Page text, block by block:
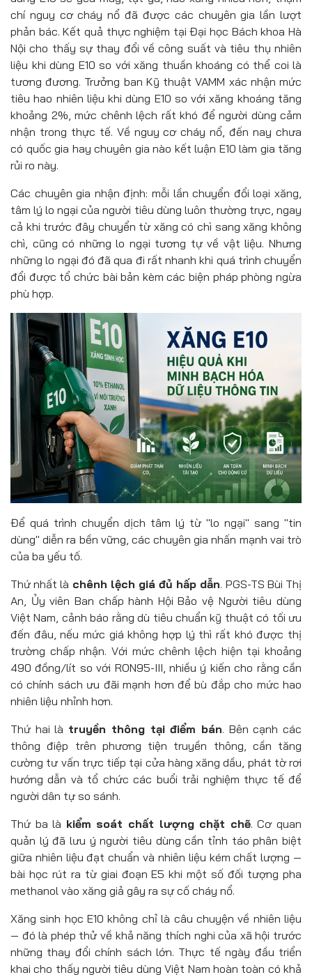
chí nguy cơ cháy nổ đã được các chuyên gia lần lượt
phản bác. Kết quả thực nghiệm tại Đại học Bách khoa Hà
Nội cho thấy sự thay đổi về công suất và tiêu thụ nhiên
liệu khi dùng E10 so với xăng thuần khoáng có thể coi là
tương đương. Trưởng ban Kỹ thuật VAMM xác nhận mức
tiêu hao nhiên liệu khi dùng E10 so với xăng khoáng tăng
khoảng 2%, mức chênh lệch rất khó để người dùng cảm
nhận trong thực tế. Về nguy cơ cháy nổ, đến nay chưa
có quốc gia hay chuyên gia nào kết luận E10 làm gia tăng
rủi ro này.
Các chuyên gia nhận định: mỗi lần chuyển đổi loại xăng,
tâm lý lo ngại của người tiêu dùng luôn thường trực, ngay
cả khi trước đây chuyển từ xăng có chì sang xăng không
chì, cũng có những lo ngại tương tự về vật liệu. Nhưng
những lo ngại đó đã qua đi rất nhanh khi quá trình chuyển
đổi được tổ chức bài bản kèm các biện pháp phòng ngừa
phù hợp.
Để quá trình chuyển dịch tâm lý từ "lo ngại" sang "tin
dùng" diễn ra bền vững, các chuyên gia nhấn mạnh vai trò
của ba yếu tố.
Thứ nhất là chênh lệch giá đủ hấp dẫn. PGS-TS Bùi Thị
An, Ủy viên Ban chấp hành Hội Bảo vệ Người tiêu dùng
Việt Nam, cảnh báo rằng dù tiêu chuẩn kỹ thuật có tối ưu
đến đâu, nếu mức giá không hợp lý thì rất khó được thị
trường chấp nhận. Với mức chênh lệch hiện tại khoảng
490 đồng/lít so với RON95-III, nhiều ý kiến cho rằng cần
có chính sách ưu đãi mạnh hơn để bù đắp cho mức hao
nhiên liệu nhỉnh hơn.
Thứ hai là truyền thông tại điểm bán. Bên cạnh các
thông điệp trên phương tiện truyền thông, cần tăng
cường tư vấn trực tiếp tại cửa hàng xăng dầu, phát tờ rơi
hướng dẫn và tổ chức các buổi trải nghiệm thực tế để
người dân tự so sánh.
Thứ ba là kiểm soát chất lượng chặt chẽ. Cơ quan
quản lý đã lưu ý người tiêu dùng cần tỉnh táo phân biệt
giữa nhiên liệu đạt chuẩn và nhiên liệu kém chất lượng —
bài học rút ra từ giai đoạn E5 khi một số đối tượng pha
methanol vào xăng giả gây ra sự cố cháy nổ.
Xăng sinh học E10 không chỉ là câu chuyện về nhiên liệu
— đó là phép thử về khả năng thích nghi của xã hội trước
những thay đổi chính sách lớn. Thực tế ngày đầu triển
khai cho thấy người tiêu dùng Việt Nam hoàn toàn có khả